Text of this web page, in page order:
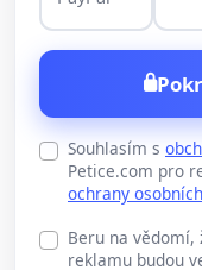
Souhlasím s
Petice.com pro
ochrany
Beru na vědomí,
reklamu budou